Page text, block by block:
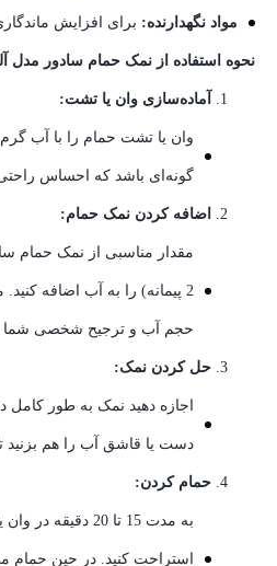
مواد نگهدارنده: برای افزایش
نحوه استفاده از نمک حمام سادور مدل
آماده‌سازی وان یا تشت:
وان یا تشت حمام را با آب گرم
گونه‌ای باشد که احساس راحتی
اضافه کردن نمک حمام:
2 پیمانه) را به آب اضافه
حجم آب و ترجیح شخصی شما
حل کردن نمک:
اجازه دهید نمک به طور کامل
دست یا قاشق آب را هم
حمام کردن:
به مدت 15 تا 20
استراحت کنید. در حین حمام